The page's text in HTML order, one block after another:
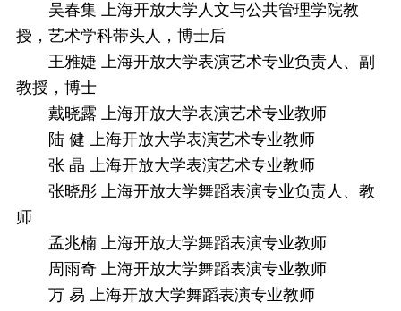
吴春集 上海开放大学人文与公共管理学院教
授，艺术学科带头人，博士后
王雅婕 上海开放大学表演艺术专业负责人、副
教授，博士
戴晓露 上海开放大学表演艺术专业教师
陆 健 上海开放大学表演艺术专业教师
张 晶 上海开放大学表演艺术专业教师
张晓彤 上海开放大学舞蹈表演专业负责人、教
师
孟兆楠 上海开放大学舞蹈表演专业教师
周雨奇 上海开放大学舞蹈表演专业教师
万 易 上海开放大学舞蹈表演专业教师